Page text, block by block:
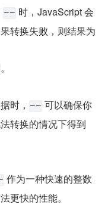
~~ 时，JavaScript 会
。
时， ~~ 可以确保你
作为一种快速的整数
更快的性能。